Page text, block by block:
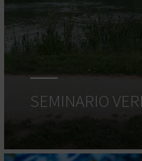
SEMINARIO